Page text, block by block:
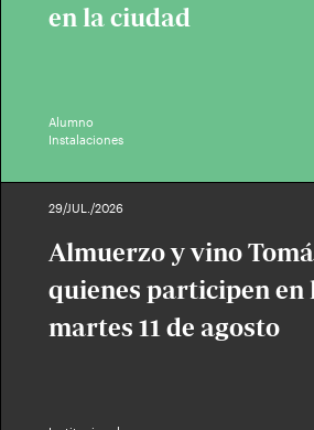
en la ciudad
Alumno
Instalaciones
29/JUL./2026
Almuerzo y vino
quienes participen en
martes 11 de agosto